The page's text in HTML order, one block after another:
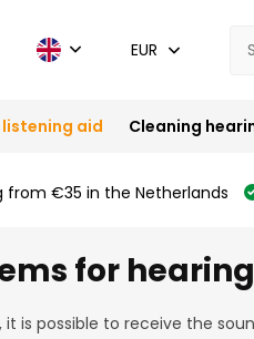
EUR
listening aid Cleaning
from €35 in the Netherlands
for
is possible to receive the